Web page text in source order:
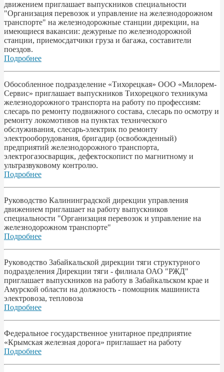
движением приглашает выпускников специальности
"Организация перевозок и управление на железнодорожном
транспорте" на железнодорожные станции дирекции, на
имеющиеся вакансии: дежурные по железнодорожной
станции, приемосдатчики груза и багажа, составители
поездов.
Подробнее
Обособленное подразделение «Тихорецкая» ООО «Милорем-
Сервис» приглашает выпускников Тихорецкого техникума
железнодорожного транспорта на работу по профессиям:
слесарь по ремонту подвижного состава, слесарь по осмотру и
ремонту локомотивов на пунктах технического
обслуживания, слесарь-электрик по ремонту
электрооборудования, бригадир (освобожденный)
предприятий железнодорожного транспорта,
электрогазосварщик, дефектоскопист по магнитному и
ультразвуковому контролю.
Подробнее
Руководство Калининградской дирекции управления
движением приглашает на работу выпускников
специальности "Организация перевозок и управление на
железнодорожном транспорте"
Подробнее
Pyководство 3a6aйкальской дирекции тяги структурного
подразделения Дирекции тяги - филиала ОАО "РЖД"
приглашает выпускников на работу в Забайкальском крае и
Амурской области на должность - помощник машиниста
электровоза, тепловоза
Подробнее
Федеральное государственное унитарное предприятие
«Крымская железная дорога» приглашает на работу
Подробнее